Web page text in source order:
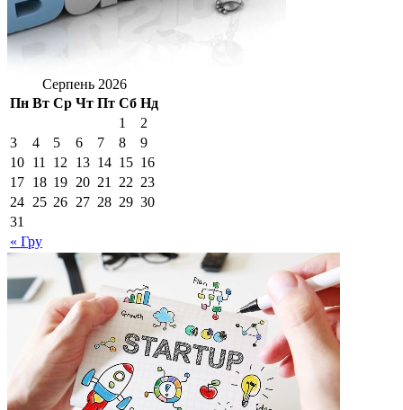
Серпень 2026
Пн Вт Ср Чт Пт Сб Нд
« Гру
1
2
3
4 5 6 7 8
9
10 11 12 13 14 15 16
17 18 19 20 21 22 23
24 25 26 27 28 29 30
31